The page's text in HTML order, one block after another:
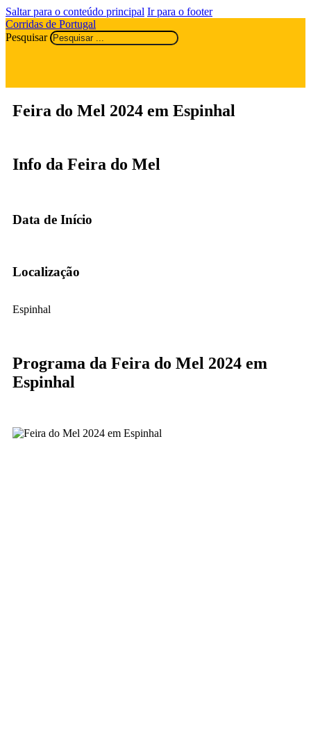
Saltar para o conteúdo principal Ir para o footer
Corridas de Portugal
Pesquisar
Feira do Mel 2024 em Espinhal
Info da Feira do Mel
Data de Início
Localização
Espinhal
Programa da Feira do Mel 2024 em
Espinhal